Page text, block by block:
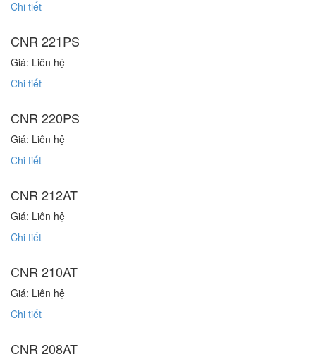
Chi tiết
CNR 221PS
Giá: Liên hệ
Chi tiết
CNR 220PS
Giá: Liên hệ
Chi tiết
CNR 212AT
Giá: Liên hệ
Chi tiết
CNR 210AT
Giá: Liên hệ
Chi tiết
CNR 208AT